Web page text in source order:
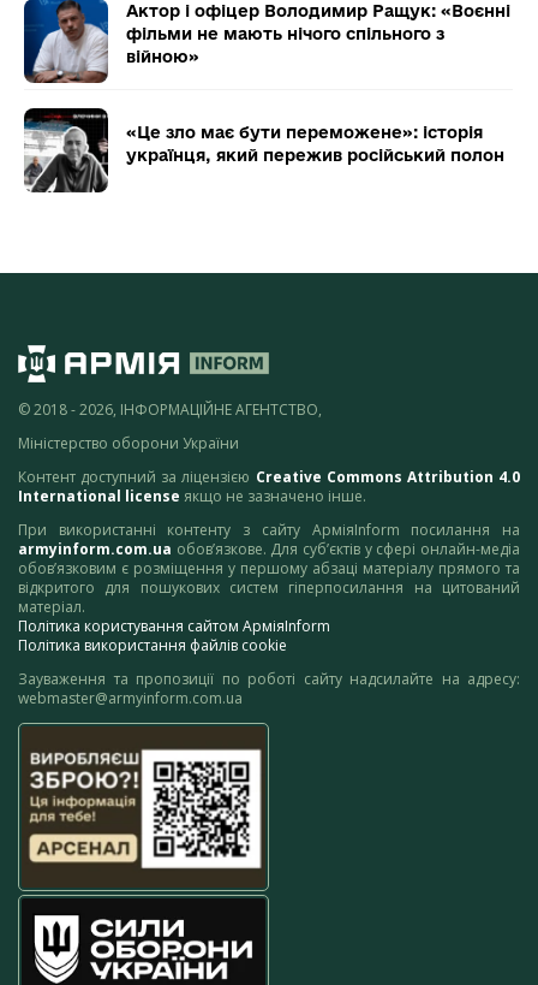
Актор і офіцер Володимир Ращук: «Воєнні
фільми не мають нічого спільного з
війною»
«Це зло має бути переможене»: історія
українця, який пережив російський полон
© 2018 - 2026, ІНФОРМАЦІЙНЕ АГЕНТСТВО,
Міністерство оборони України
Контент доступний за ліцензією Creative Commons Attribution 4.0
International license якщо не зазначено інше.
При використанні контенту з сайту АрміяInform посилання на
armyinform.com.ua обов’язкове. Для суб’єктів у сфері онлайн-медіа
обов’язковим є розміщення у першому абзаці матеріалу прямого та
відкритого для пошукових систем гіперпосилання на цитований
матеріал.
Політика користування сайтом АрміяInform
Політика використання файлів cookie
Зауваження та пропозиції по роботі сайту надсилайте на адресу:
webmaster@armyinform.com.ua